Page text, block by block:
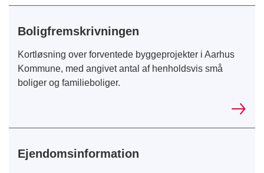
Boligfremskrivningen
Kortløsning over forventede byggeprojekter i Aarhus
Kommune, med angivet antal af henholdsvis små
boliger og familieboliger.
Ejendomsinformation